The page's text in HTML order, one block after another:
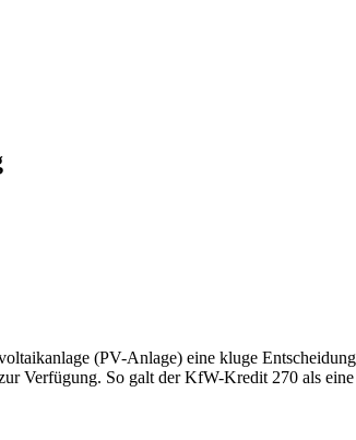
(PV-Anlage) eine kluge
Verfügung. So galt der KfW-Kredit 270 als